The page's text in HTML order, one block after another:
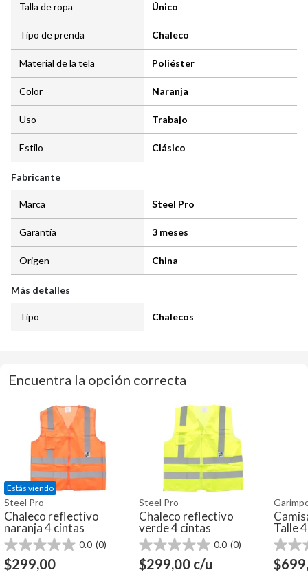
Talla de ropa Único
Tipo de prenda Chaleco
Material de la tela Poliéster
Color Naranja
Uso Trabajo
Estilo Clásico
Fabricante
Marca Steel Pro
Garantía 3 meses
Origen China
Más detalles
Tipo Chalecos
Encuentra la opción correcta
Estás viendo
Steel Pro
Chaleco reflectivo
naranja 4 cintas
0.0 (0)
0.0
de
5
$299,00
Steel Pro
Chaleco reflectivo
verde 4 cintas
0.0 (0)
0.0
de
5
$299,00 c/u
Talle 4
0.0
de
5
$